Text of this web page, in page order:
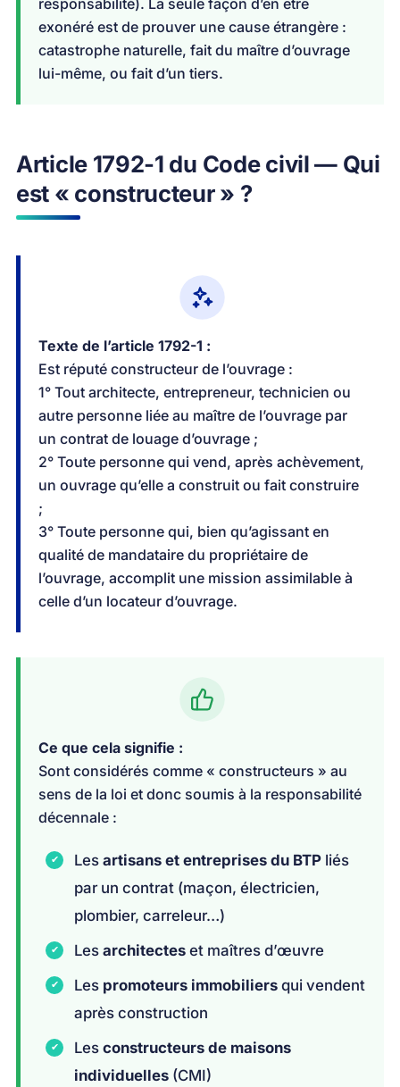
exonéré est de prouver une cause étrangère :
catastrophe naturelle, fait du maître d’ouvrage
lui-même, ou fait d’un tiers.
Article 1792-1 du Code civil — Qui
est « constructeur » ?
Texte de l’article 1792-1 :
Est réputé constructeur de l’ouvrage :
1° Tout architecte, entrepreneur, technicien ou
autre personne liée au maître de l’ouvrage par
un contrat de louage d’ouvrage ;
2° Toute personne qui vend, après achèvement,
un ouvrage qu’elle a construit ou fait construire
;
3° Toute personne qui, bien qu’agissant en
qualité de mandataire du propriétaire de
l’ouvrage, accomplit une mission assimilable à
celle d’un locateur d’ouvrage.
Ce que cela signifie :
Sont considérés comme « constructeurs » au
sens de la loi et donc soumis à la responsabilité
décennale :
Les artisans et entreprises du BTP liés
par un contrat (maçon, électricien,
plombier, carreleur…)
Les architectes et maîtres d’œuvre
Les promoteurs immobiliers qui vendent
après construction
Les constructeurs de maisons
individuelles (CMI)